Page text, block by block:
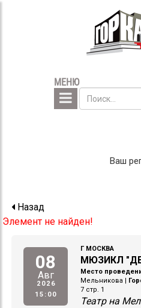
МЕНЮ
Ваш
Назад
Элемент не найден!
08
Авг
2026
15:00
Г МОСКВА
МЮЗИКЛ
Место
Мельникова
7 стр. 1
Театр на